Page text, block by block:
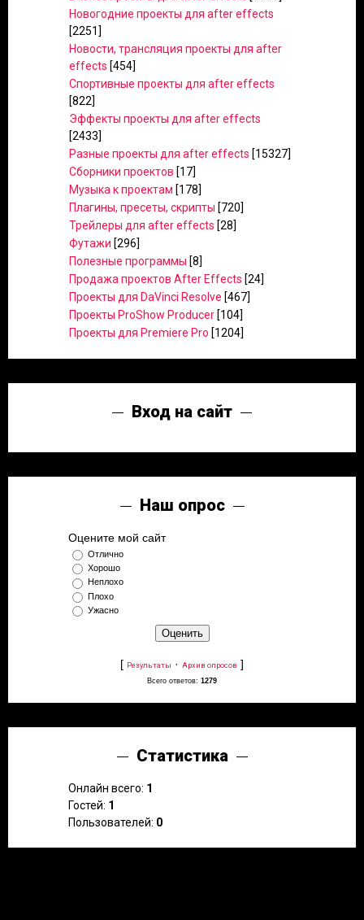
Новогодние проекты для after effects
[2251]
Новости, трансляция проекты для after
effects [454]
Спортивные проекты для after effects
[822]
Эффекты проекты для after effects
[2433]
Разные проекты для after effects [15327]
Сборники проектов [17]
Музыка к проектам [178]
Плагины, пресеты, скрипты [720]
Трейлеры для after effects [28]
Футажи [296]
Полезные программы [8]
Продажа проектов After Effects [24]
Проекты для DaVinci Resolve [467]
Проекты ProShow Producer [104]
Проекты для Premiere Pro [1204]
Вход на сайт
Наш опрос
Оцените мой сайт
Отлично
Хорошо
Неплохо
Плохо
Ужасно
[ Результаты · Архив опросов ]
Всего ответов: 1279
Статистика
Онлайн всего: 1
Гостей: 1
Пользователей: 0